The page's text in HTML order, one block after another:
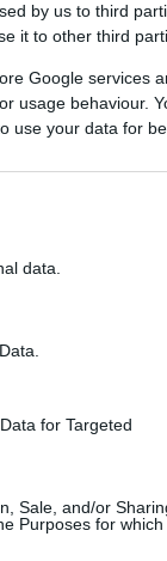
by us to third
it to other third
Google services
usage behaviour.
use your data for
data.
for Targeted
Sale, and/or
Purposes for which